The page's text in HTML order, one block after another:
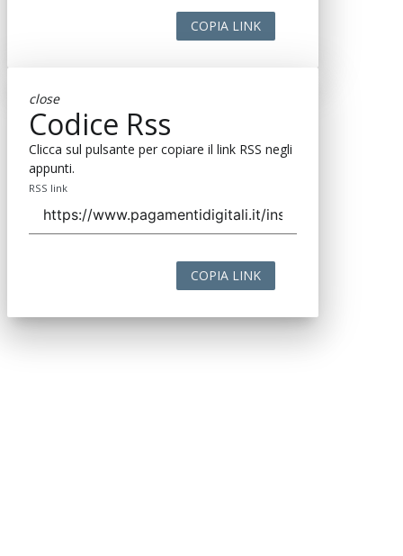
COPIA LINK
close
Codice Rss
Clicca sul pulsante per copiare il link RSS negli
appunti.
RSS link
COPIA LINK